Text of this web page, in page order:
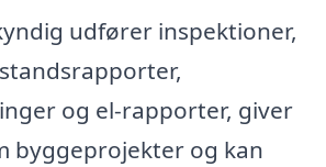
udfører inspektioner,
og el-rapporter, giver
byggeprojekter og kan